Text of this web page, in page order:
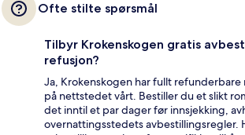
Ofte stilte spørsmål
Tilbyr Krokenskogen gratis
refusjon?
Ja, Krokenskogen har fullt refunderbare
på nettstedet vårt. Bestiller du et slikt
det inntil et par dager før innsjekking,
overnattingsstedets avbestillingsregler.